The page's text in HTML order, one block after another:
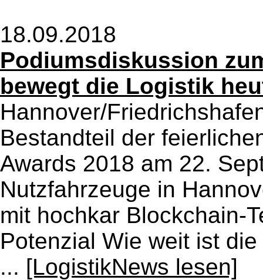
18.09.2018
Podiumsdiskussion
bewegt die Logistik
Hannover/
Bestandteil der
Awards 2018 am 22.
Nutzfahrzeuge in
mit hochkar Blockchain-
Potenzial Wie weit ist
... [LogistikNews lesen]